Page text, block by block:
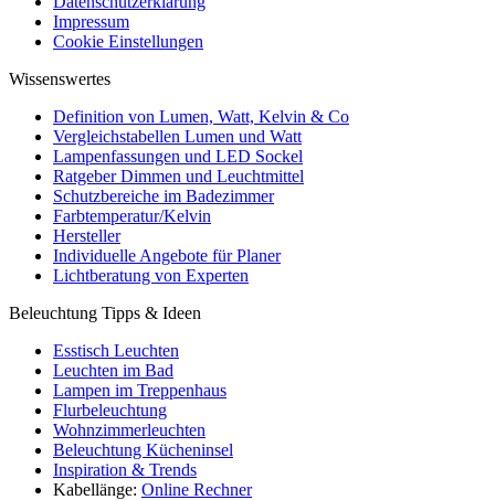
Impressum
Cookie Einstellungen
Wissenswertes
Definition von Lumen, Watt, Kelvin & Co
Vergleichstabellen Lumen und Watt
Lampenfassungen und LED Sockel
Ratgeber Dimmen und Leuchtmittel
Schutzbereiche im Badezimmer
Farbtemperatur/Kelvin
Hersteller
Individuelle Angebote für Planer
Lichtberatung von Experten
Beleuchtung Tipps & Ideen
Esstisch Leuchten
Leuchten im Bad
Lampen im Treppenhaus
Flurbeleuchtung
Wohnzimmerleuchten
Beleuchtung Kücheninsel
Inspiration & Trends
Kabellänge: Online Rechner